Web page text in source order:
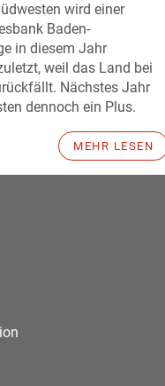
wird einer
Baden-
in diesem Jahr
weil das Land bei
Nächstes Jahr
dennoch ein Plus.
MEHR LESEN